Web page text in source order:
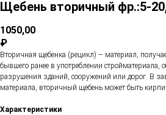
Щебень вторичный фр.:5-
1050,00
₽
Вторичная щебенка (рецикл) – материал,
бывшего ранее в употреблении стройматериала,
разрушения зданий, сооружений или дорог. В
материала, вторичный щебень может быть
Характеристики